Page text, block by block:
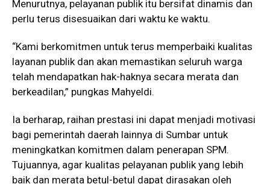
Menurutnya, pelayanan publik itu bersifat dinamis dan
perlu terus disesuaikan dari waktu ke waktu.
“Kami berkomitmen untuk terus memperbaiki kualitas
layanan publik dan akan memastikan seluruh warga
telah mendapatkan hak-haknya secara merata dan
berkeadilan,” pungkas Mahyeldi.
Ia berharap, raihan prestasi ini dapat menjadi motivasi
bagi pemerintah daerah lainnya di Sumbar untuk
meningkatkan komitmen dalam penerapan SPM.
Tujuannya, agar kualitas pelayanan publik yang lebih
baik dan merata betul-betul dapat dirasakan oleh